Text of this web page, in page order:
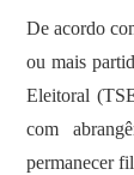
De acordo
ou mais
Eleitoral
com
permanecer